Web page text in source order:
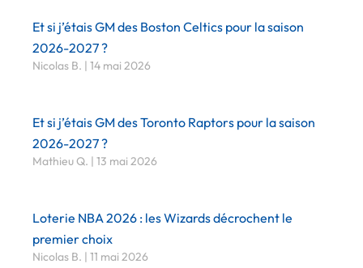
Et si j’étais GM des Boston Celtics pour la saison
2026-2027 ?
Nicolas B. 14 mai 2026
Et si j’étais GM des Toronto Raptors pour la saison
2026-2027 ?
Mathieu Q. 13 mai 2026
Loterie NBA 2026 : les Wizards décrochent le
premier choix
Nicolas B. 11 mai 2026